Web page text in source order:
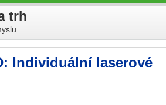
trh
Individuální laserové